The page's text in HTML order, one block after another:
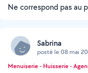
Ne correspond pas au
Sabrina
posté le 08 mai
Menuiserie - Huisserie -